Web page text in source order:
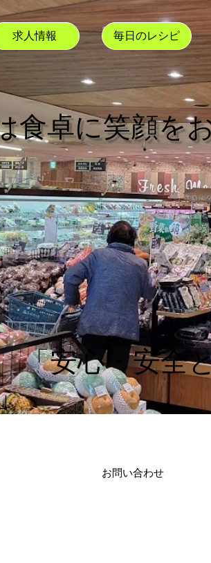
求人情報 毎日のレシピ
食卓に笑顔を
安心・安全
お問い合わせ